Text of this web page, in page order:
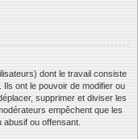
dont le travail consiste
ont le pouvoir de modifier ou
supprimer et diviser les
empêchent que les
ou offensant.